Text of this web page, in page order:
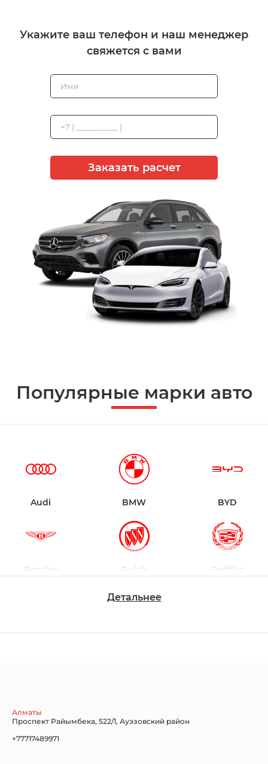
Укажите ваш телефон и наш менеджер
свяжется с вами
Заказать расчет
Популярные марки авто
Audi BMW BYD
Bentley Buick Cadillac
Детальнее
Алматы
Проспект Райымбека, 522/1, Ауэзовский район
+77717489971